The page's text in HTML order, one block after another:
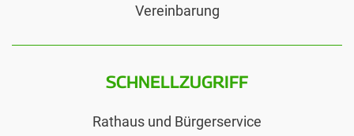
Vereinbarung
SCHNELLZUGRIFF
Rathaus und Bürgerservice